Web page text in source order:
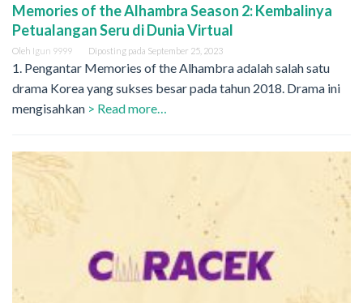
Memories of the Alhambra Season 2: Kembalinya
Petualangan Seru di Dunia Virtual
Oleh Igun 9999 Diposting pada September 25, 2023
1. Pengantar Memories of the Alhambra adalah salah satu
drama Korea yang sukses besar pada tahun 2018. Drama ini
mengisahkan > Read more…